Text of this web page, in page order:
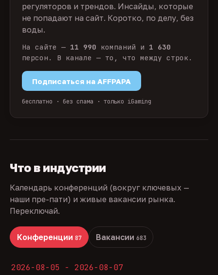
регуляторов и трендов. Инсайды, которые
не попадают на сайт. Коротко, по делу, без
воды.
На сайте — 11 990 компаний и 1 630
персон. В канале — то, что между строк.
Подписаться на AFFPAPA
бесплатно · без спама · только iGaming
Что в индустрии
Календарь конференций (вокруг ключевых —
наши пре-пати) и живые вакансии рынка.
Переключай.
Конференции 87 Вакансии 683
2026-08-05 - 2026-08-07